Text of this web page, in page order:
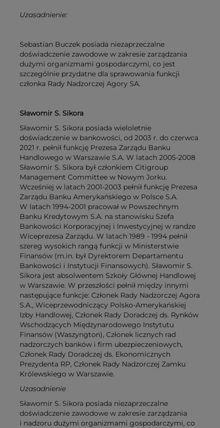
Uzasadnienie:
Sebastian Buczek posiada niezaprzeczalne
doświadczenie zawodowe w zakresie zarządzania
dużymi organizmami gospodarczymi, co jest
szczególnie przydatne dla sprawowania funkcji
członka Rady Nadzorczej Agory SA.
Sławomir S. Sikora
Sławomir S. Sikora posiada wieloletnie
doświadczenie w bankowości, od 2003 r. do czerwca
2021 r. pełnił funkcję Prezesa Zarządu Banku
Handlowego w Warszawie S.A. W latach 2005-2008
Sławomir S. Sikora był członkiem Citigroup
Management Committee w Nowym Jorku.
Wcześniej w latach 2001-2003 pełnił funkcję Prezesa
Zarządu Banku Amerykańskiego w Polsce S.A.
W latach 1994-2001 pracował w Powszechnym
Banku Kredytowym S.A. na stanowisku Szefa
Bankowości Korporacyjnej i Inwestycyjnej w randze
Wiceprezesa Zarządu. W latach 1989 - 1994 pełnił
szereg wysokich rangą funkcji w Ministerstwie
Finansów (m.in. był Dyrektorem Departamentu
Bankowości i Instytucji Finansowych). Sławomir S.
Sikora jest absolwentem Szkoły Głównej Handlowej
w Warszawie. W przeszłości pełnił między innymi
następujące funkcje: Członek Rady Nadzorczej Agora
S.A., Wiceprzewodniczący Polsko-Amerykańskiej
Izby Handlowej, Członek Rady Doradczej ds. Rynków
Wschodzących Międzynarodowego Instytutu
Finansów (Waszyngton), Członek licznych rad
nadzorczych banków i firm ubezpieczeniowych,
Członek Rady Doradczej ds. Ekonomicznych
Prezydenta RP, Członek Rady Nadzorczej Zamku
Królewskiego w Warszawie.
Uzasadnienie
Sławomir S. Sikora posiada niezaprzeczalne
doświadczenie zawodowe w zakresie zarządzania
i nadzoru dużymi organizmami gospodarczymi, co